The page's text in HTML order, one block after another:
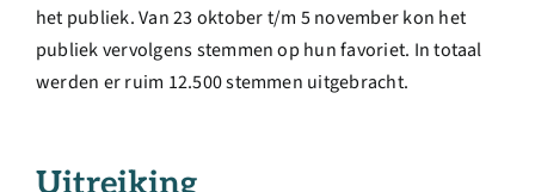
Shop
het publiek. Van 23 oktober t/m 5 november kon het
publiek vervolgens stemmen op hun favoriet. In totaal
werden er ruim 12.500 stemmen uitgebracht.